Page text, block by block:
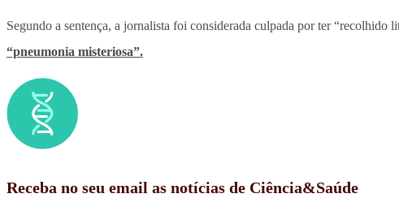
Segundo a sentença, a jornalista foi considerada culpada por ter
“pneumonia misteriosa”.
Receba no seu email as notícias de Ciência&Saúde